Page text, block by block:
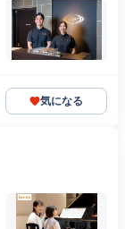
気になる